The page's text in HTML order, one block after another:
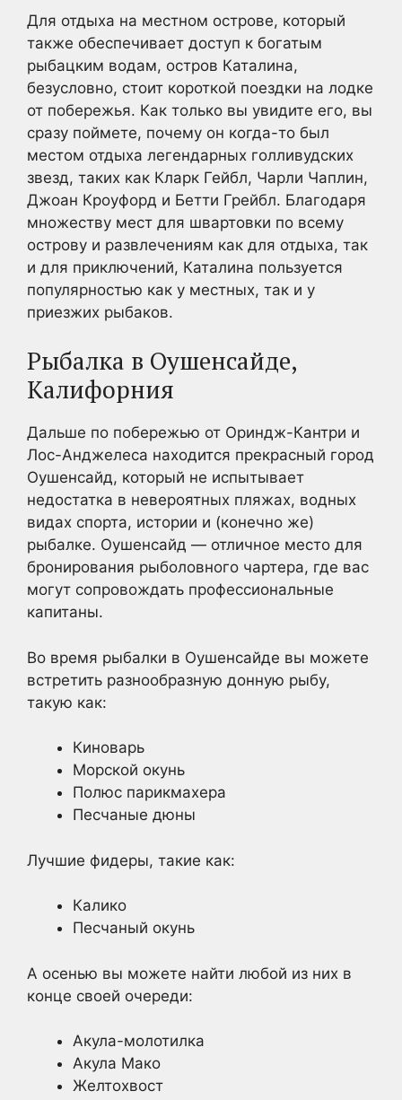
Для отдыха на местном острове, который
также обеспечивает доступ к богатым
рыбацким водам, остров Каталина,
безусловно, стоит короткой поездки на лодке
от побережья. Как только вы увидите его, вы
сразу поймете, почему он когда-то был
местом отдыха легендарных голливудских
звезд, таких как Кларк Гейбл, Чарли Чаплин,
Джоан Кроуфорд и Бетти Грейбл. Благодаря
множеству мест для швартовки по всему
острову и развлечениям как для отдыха, так
и для приключений, Каталина пользуется
популярностью как у местных, так и у
приезжих рыбаков.
Рыбалка в Оушенсайде,
Калифорния
Дальше по побережью от Ориндж-Кантри и
Лос-Анджелеса находится прекрасный город
Оушенсайд, который не испытывает
недостатка в невероятных пляжах, водных
видах спорта, истории и (конечно же)
рыбалке. Оушенсайд — отличное место для
бронирования рыболовного чартера, где вас
могут сопровождать профессиональные
капитаны.
Во время рыбалки в Оушенсайде вы можете
встретить разнообразную донную рыбу,
такую как:
Киноварь
Морской окунь
Полюс парикмахера
Песчаные дюны
Лучшие фидеры, такие как:
Калико
Песчаный окунь
А осенью вы можете найти любой из них в
конце своей очереди:
Акула-молотилка
Акула Мако
Желтохвост